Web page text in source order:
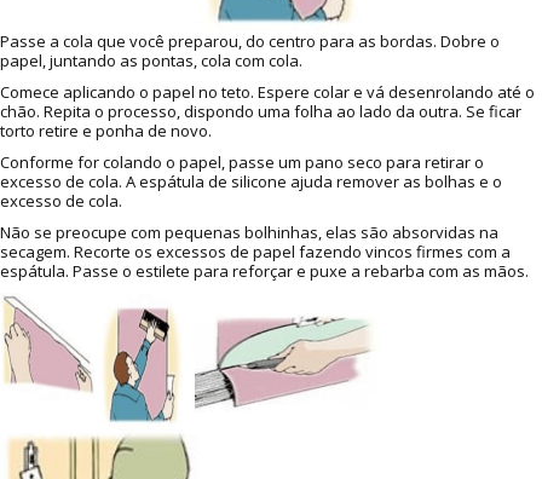
Passe a cola que você preparou, do centro para as bordas. Dobre o
papel, juntando as pontas, cola com cola.
Comece aplicando o papel no teto. Espere colar e vá desenrolando até o
chão. Repita o processo, dispondo uma folha ao lado da outra. Se ficar
torto retire e ponha de novo.
Conforme for colando o papel, passe um pano seco para retirar o
excesso de cola. A espátula de silicone ajuda remover as bolhas e o
excesso de cola.
Não se preocupe com pequenas bolhinhas, elas são absorvidas na
secagem. Recorte os excessos de papel fazendo vincos firmes com a
espátula. Passe o estilete para reforçar e puxe a rebarba com as mãos.